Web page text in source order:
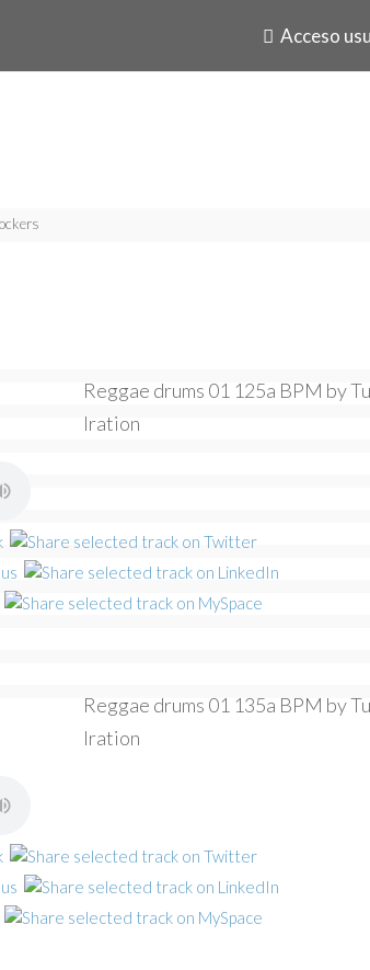
Acceso
Reggae drums 01 125a BPM by
Iration
Reggae drums 01 135a BPM by
Iration